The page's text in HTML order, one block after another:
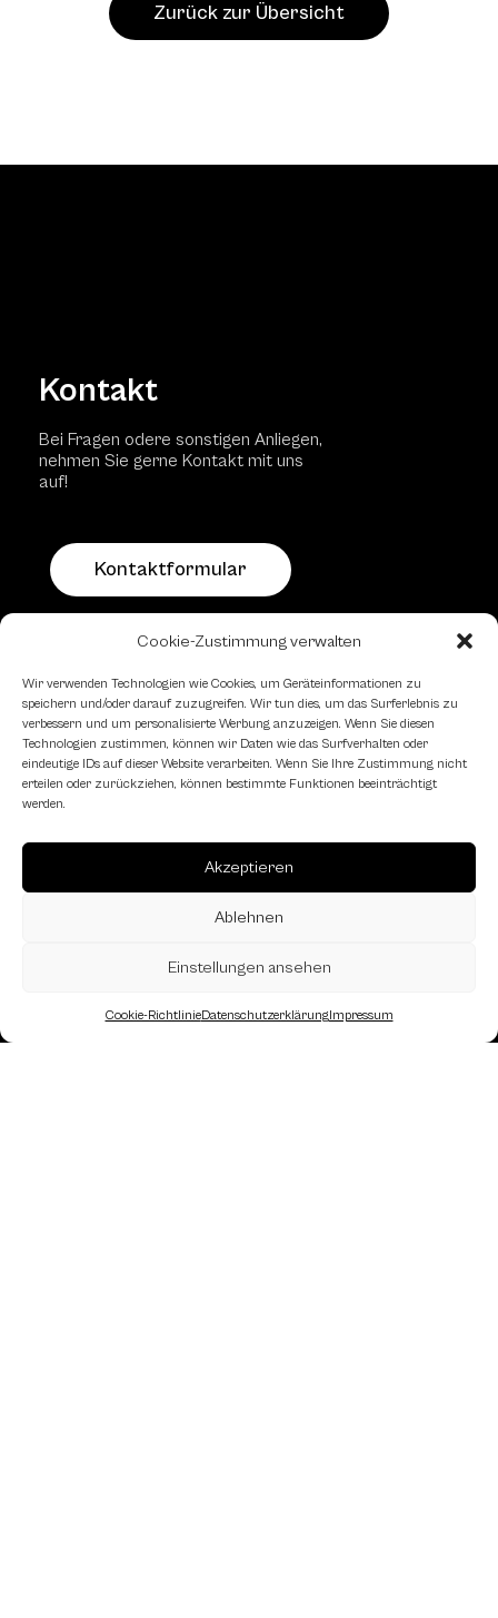
Cookie-Zustimmung verwalten
Wir verwenden Technologien wie Cookies, um Geräteinformationen zu
speichern und/oder darauf zuzugreifen. Wir tun dies, um das Surferlebnis zu
verbessern und um personalisierte Werbung anzuzeigen. Wenn Sie diesen
Technologien zustimmen, können wir Daten wie das Surfverhalten oder
eindeutige IDs auf dieser Website verarbeiten. Wenn Sie Ihre Zustimmung nicht
erteilen oder zurückziehen, können bestimmte Funktionen beeinträchtigt
werden.
Akzeptieren
Ablehnen
Einstellungen ansehen
Cookie-RichtlinieDatenschutzerklärungImpressum
Zurück zur Übersicht
Kontakt
Bei Fragen odere sonstigen Anliegen,
nehmen Sie gerne Kontakt mit uns
auf!
Kontaktformular
Schachfreundliche Lokale